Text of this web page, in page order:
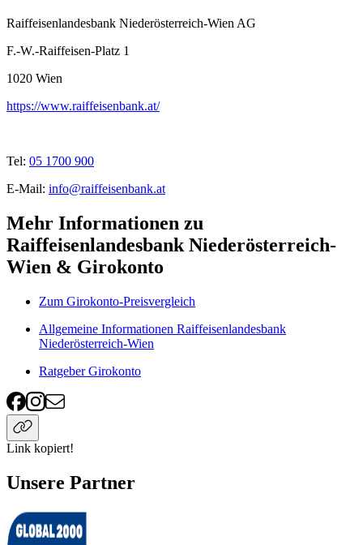
Raiffeisenlandesbank Niederösterreich-Wien AG
F.-W.-Raiffeisen-Platz 1
1020 Wien
https://www.raiffeisenbank.at/
Tel: 05 1700 900
E-Mail: info@raiffeisenbank.at
Mehr Informationen zu
Raiffeisenlandesbank Niederösterreich-
Wien & Girokonto
Zum Girokonto-Preisvergleich
Allgemeine Informationen Raiffeisenlandesbank
Niederösterreich-Wien
Ratgeber Girokonto
Link kopiert!
Unsere Partner